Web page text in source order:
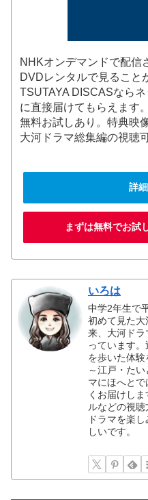
NHKオンデマンドで配信
DVDレンタルで見ること
TSUTAYA DISCASなら
に直接届けてもらえます。
無料お試しあり。特典映
大河ドラマ総集編の視聴
詳
まずは無料でお試
いろは
中学2年生で
初めて見た大
来、大河ド
っています
を歩いた体
～江戸・た
マにほへと
くお届けし
ルなどの視
ドラマを楽
しいです。